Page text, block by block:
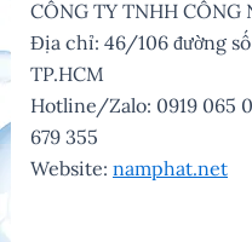
CÔNG TY TNHH CÔNG
Địa chỉ: 46/106 đường
TP.HCM
Hotline/Zalo: 0919 065
679 355
Website: namphat.net